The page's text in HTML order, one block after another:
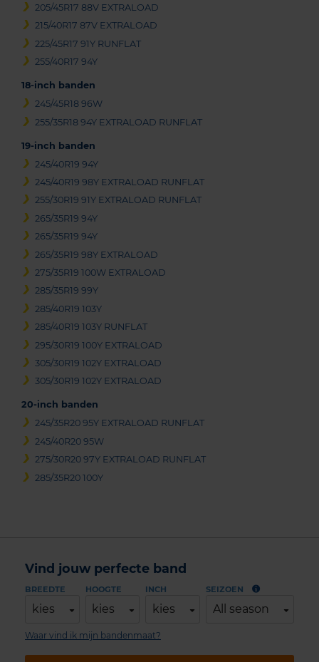
205/45R17 88V EXTRALOAD
215/40R17 87V EXTRALOAD
225/45R17 91Y RUNFLAT
255/40R17 94Y
18-inch banden
245/45R18 96W
255/35R18 94Y EXTRALOAD RUNFLAT
19-inch banden
245/40R19 94Y
245/40R19 98Y EXTRALOAD RUNFLAT
255/30R19 91Y EXTRALOAD RUNFLAT
265/35R19 94Y
265/35R19 94Y
265/35R19 98Y EXTRALOAD
275/35R19 100W EXTRALOAD
285/35R19 99Y
285/40R19 103Y
285/40R19 103Y RUNFLAT
295/30R19 100Y EXTRALOAD
305/30R19 102Y EXTRALOAD
305/30R19 102Y EXTRALOAD
20-inch banden
245/35R20 95Y EXTRALOAD RUNFLAT
245/40R20 95W
275/30R20 97Y EXTRALOAD RUNFLAT
285/35R20 100Y
Vind jouw perfecte band
BREEDTE
kies
HOOGTE
kies
INCH
kies
SEIZOEN
All season
Waar vind ik mijn bandenmaat?